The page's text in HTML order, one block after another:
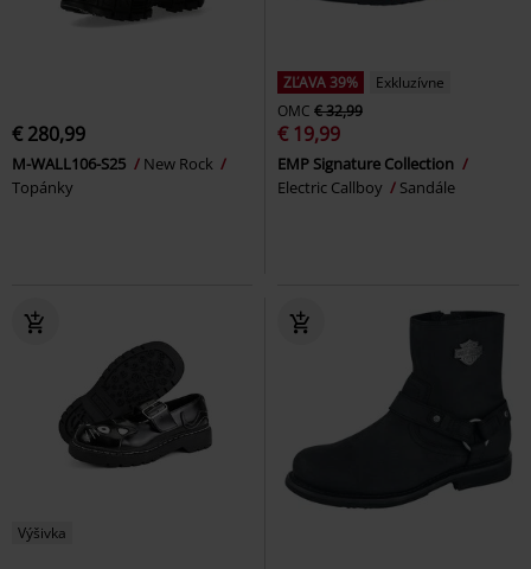
€ 280,99
M-WALL106-S25
New Rock
Topánky
ZĽAVA 39%
Exkluzívne
OMC € 32,99
€ 19,99
EMP Signature Collection
Electric Callboy
Sandále
Výšivka